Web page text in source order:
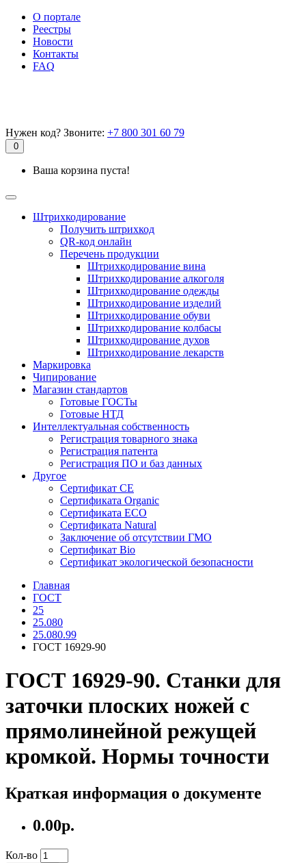
О портале
Реестры
Новости
Контакты
FAQ
Нужен код? Звоните: +7 800 301 60 79
0
Ваша корзина пуста!
Штрихкодирование
Получить штрихкод
QR-код онлайн
Перечень продукции
Штрихкодирование вина
Штрихкодирование алкоголя
Штрихкодирование одежды
Штрихкодирование изделий
Штрихкодирование обуви
Штрихкодирование колбасы
Штрихкодирование духов
Штрихкодирование лекарств
Маркировка
Чипирование
Магазин стандартов
Готовые ГОСТы
Готовые НТД
Интеллектуальная собственность
Регистрация товарного знака
Регистрация патента
Регистрация ПО и баз данных
Другое
Сертификат СЕ
Сертификата Organic
Сертификата ECO
Сертификата Natural
Заключение об отсутствии ГМО
Сертификат Bio
Сертификат экологической безопасности
Главная
ГОСТ
25
25.080
25.080.99
ГОСТ 16929-90
ГОСТ 16929-90. Станки для
заточки плоских ножей с
прямолинейной режущей
кромкой. Нормы точности
Краткая информация о документе
0.00р.
Кол-во